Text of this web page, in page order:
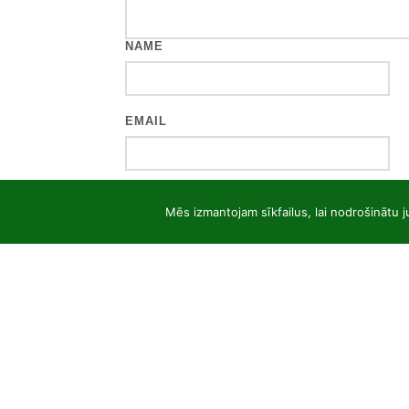
NAME
EMAIL
Mēs izmantojam sīkfailus, lai nodrošinātu